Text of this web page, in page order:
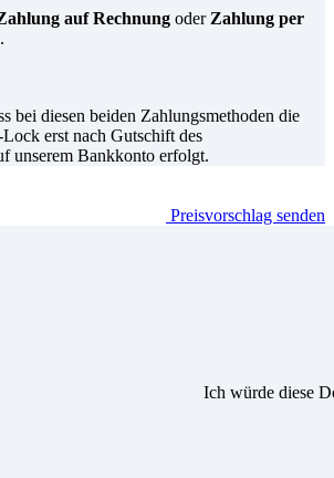
auf Rechnung oder Zahlung per
bei diesen beiden Zahlungsmethoden die
erst nach Gutschift des
unserem Bankkonto erfolgt.
Preisvorschlag senden
Ich würde diese